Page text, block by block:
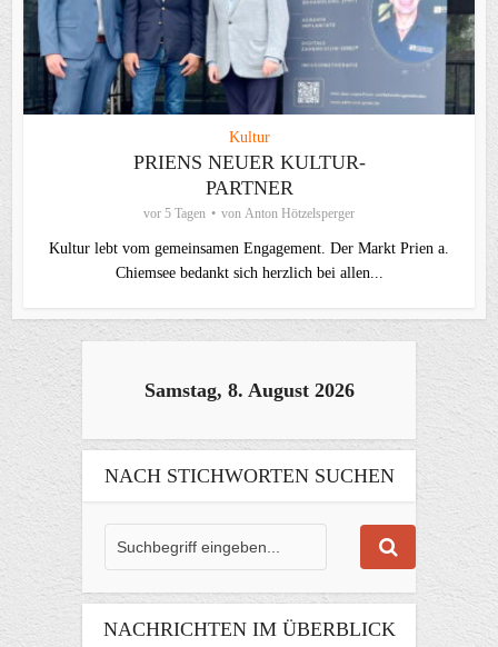
Kultur
PRIENS NEUER KULTUR-
PARTNER
vor 5 Tagen von Anton Hötzelsperger
Kultur lebt vom gemeinsamen Engagement. Der Markt Prien a.
Chiemsee bedankt sich herzlich bei allen...
Samstag, 8. August 2026
NACH STICHWORTEN SUCHEN
NACHRICHTEN IM ÜBERBLICK